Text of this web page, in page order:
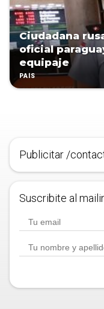
Ciudadana
oficial
equipaje
PAÍS
Publicitar /
Suscribite al